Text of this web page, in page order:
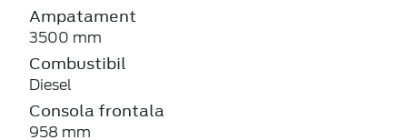
Ampatament
3500 mm
Combustibil
Diesel
Consola frontala
958 mm